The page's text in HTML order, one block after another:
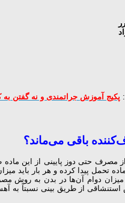
: پکیج آموزش جراتمندی و نه گفتن به
باقی می‌ماند؟
از مصرف حتی دوز پایینی از
تحمل پیدا کرده و هر بار باید
دوام آن‌ها در بدن به روش